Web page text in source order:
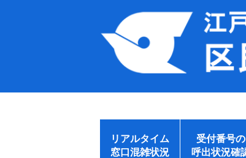
リアルタイム
窓口混雑状況
受付番号の
呼出状況確